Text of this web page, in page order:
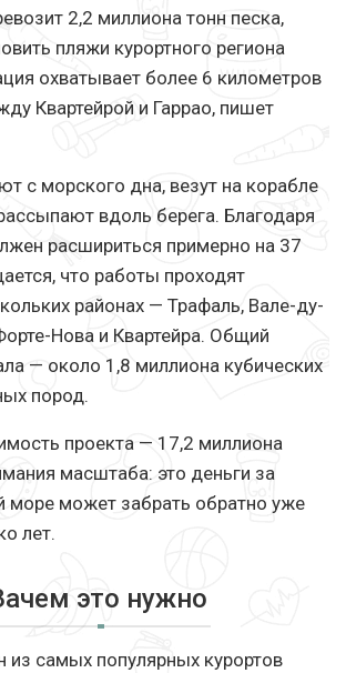
2,2 миллиона тонн песка,
пляжи курортного региона
охватывает более 6 километров
Квартейрой и Гаррао, пишет
с морского дна, везут на корабле
вдоль берега. Благодаря
расшириться примерно на 37
что работы проходят
районах — Трафаль, Вале-ду-
Нова и Квартейра. Общий
— около 1,8 миллиона кубических
пород.
проекта — 17,2 миллиона
масштаба: это деньги за
море может забрать обратно уже
лет.
это нужно
из самых популярных курортов